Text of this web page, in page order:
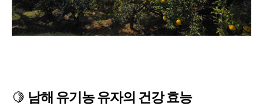
🍋 남해 유기농 유자의 건강 효능